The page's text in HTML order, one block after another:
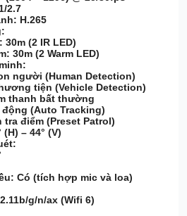
2.7
: H.265
:
(2 IR LED)
30m (2 Warm LED)
:
người (Human Detection)
tiện (Vehicle Detection)
thanh bất thường
(Auto Tracking)
tra điểm (Preset Patrol)
(H) – 44° (V)
:
: Có (tích hợp mic và loa)
g/n/ax (Wifi 6)